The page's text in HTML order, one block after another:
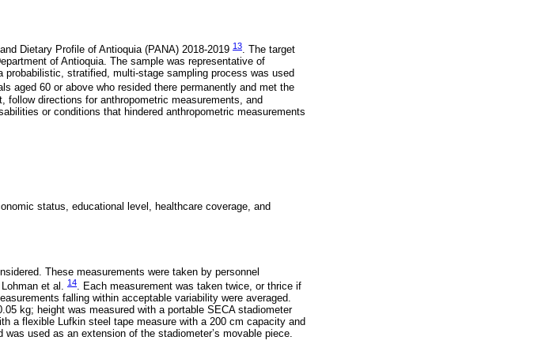
Dietary Profile of Antioquia (PANA) 2018-2019 13. The target
of Antioquia. The sample was representative of
stratified, multi-stage sampling process was used
aged 60 or above who resided there permanently and met the
follow directions for anthropometric measurements, and
or conditions that hindered anthropometric measurements
status, educational level, healthcare coverage, and
These measurements were taken by personnel
et al. 14. Each measurement was taken twice, or thrice if
falling within acceptable variability were averaged.
kg; height was measured with a portable SECA stadiometer
a flexible Lufkin steel tape measure with a 200 cm capacity and
used as an extension of the stadiometer’s movable piece.